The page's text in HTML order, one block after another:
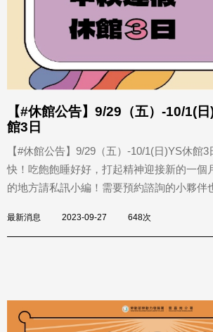
【#休館公告】9/29（五）-10/1(
館3日
【#休館公告】9/29（五）-10/1(日)YS休館
快！吃飽飽睡好好，打起精神迎接新的一個
的地方請私訊小編！需要預約諮詢的小夥伴
最新消息 2023-09-27 648次